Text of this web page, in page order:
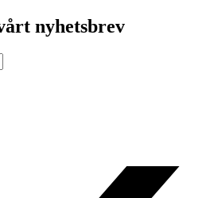
nyhetsbrev